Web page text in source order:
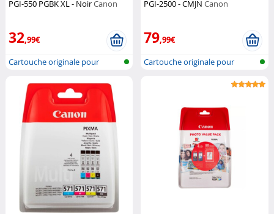
PGI-550 PGBK XL - NoirCanon
32,99€
Cartouche originale pour
PGI-2500 - CMJNCanon
79,99€
Cartouche originale pour